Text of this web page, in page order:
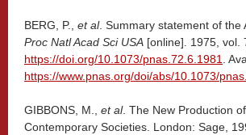
BERG, P., et al. Summary statement of the
Proc Natl Acad Sci USA [online]. 1975, vol.
https://doi.org/10.1073/pnas.72.6.1981
.
https://www.pnas.org/doi/abs/10.1073/
GIBBONS, M., et al. The New Production
Contemporary Societies. London: Sage,